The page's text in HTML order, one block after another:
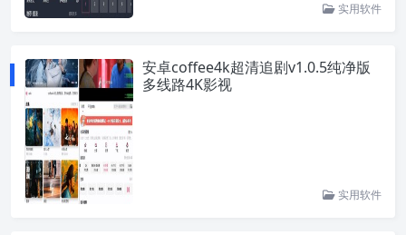
实用软件
安卓coffee4k超清追剧v1.0.5纯净版
多线路4K影视
实用软件